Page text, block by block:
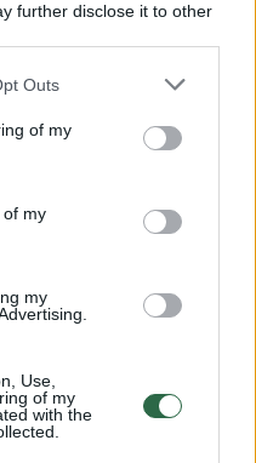
further disclose it to other
Outs
of my
of my
my
Use,
of my
with the
00:01:11
į vandenį turnyras
atliko stulbinamai
Bull Cliff Diving“